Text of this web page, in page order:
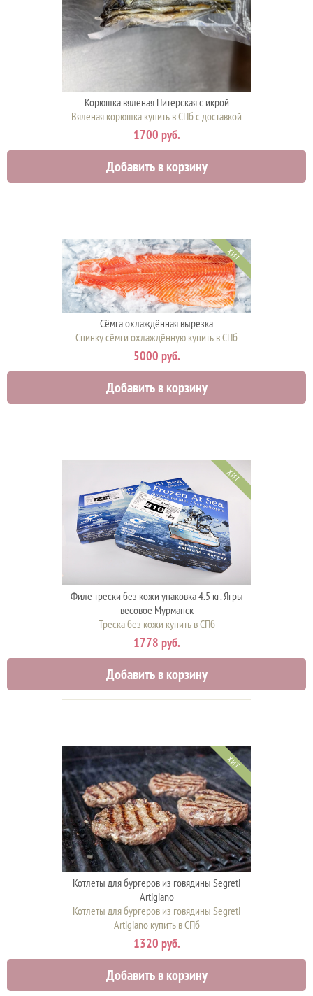
Корюшка вяленая Питерская с икрой
Вяленая корюшка купить в СПб с доставкой
1700 руб.
Добавить в корзину
ХИТ
Сёмга охлаждённая вырезка
Спинку сёмги охлаждённую купить в СПб
5000 руб.
Добавить в корзину
ХИТ
Филе трески без кожи упаковка 4.5 кг. Ягры
весовое Мурманск
Треска без кожи купить в СПб
1778 руб.
Добавить в корзину
ХИТ
Котлеты для бургеров из говядины Segreti
Artigiano
Котлеты для бургеров из говядины Segreti
Artigiano купить в СПб
1320 руб.
Добавить в корзину